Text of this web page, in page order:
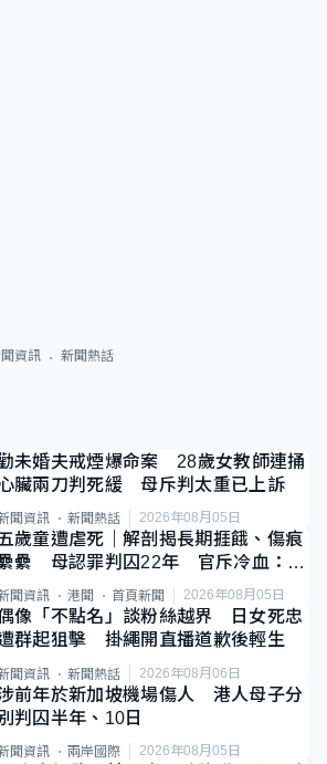
資訊 新聞熱話
未婚夫戒煙爆命案 28歲女教師連捅
臟兩刀判死緩 母斥判太重已上訴
聞資訊 新聞熱話 2026年08月05日
歲童遭虐死｜解剖揭長期捱餓、傷痕
纍 母認罪判囚22年 官斥冷血：同
類案最惡劣
聞資訊 港聞 首頁新聞 2026年08月05日
像「不點名」談粉絲越界 日女死忠
群起狙擊 掛繩開直播道歉後輕生
聞資訊 新聞熱話 2026年08月06日
前年於新加坡機場傷人 港人母子分
判囚半年、10日
聞資訊 兩岸國際 2026年08月05日